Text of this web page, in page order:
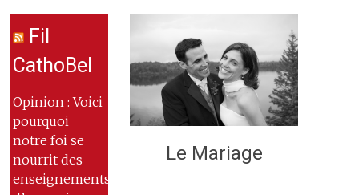
Fil
CathoBel
Opinion : Voici
pourquoi
notre foi se
nourrit des
enseignements
Le Mariage